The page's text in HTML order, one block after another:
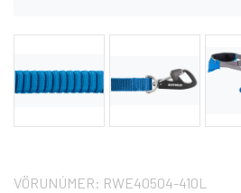
VÖRUNÚMER: RWE40504-410L